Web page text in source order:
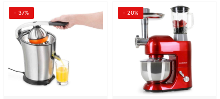
- 37% - 20%